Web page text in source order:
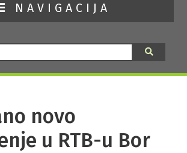
NAVIGACIJA
novo
u RTB-u Bor